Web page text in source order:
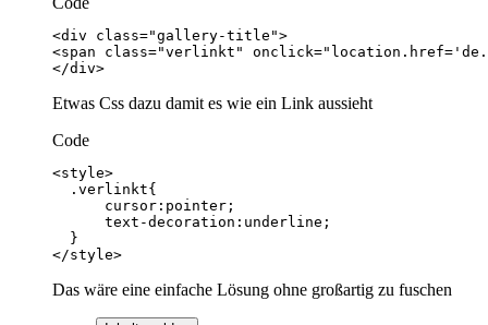
</div>
Etwas Css dazu damit es wie ein Link aussieht
Code
</style>
Das wäre eine einfache Lösung ohne großartig zu fuschen